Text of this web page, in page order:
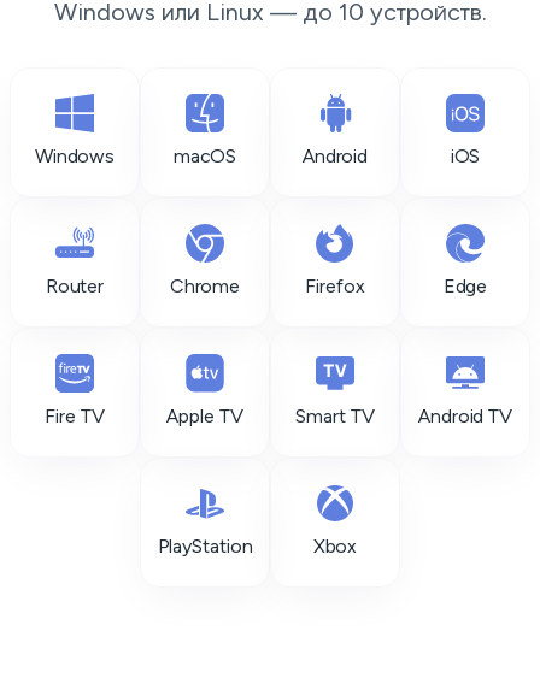
Windows или Linux — до 10 устройств.
Windows macOS Android iOS
Router Chrome Firefox Edge
Fire TV Apple TV Smart TV Android TV
PlayStation Xbox